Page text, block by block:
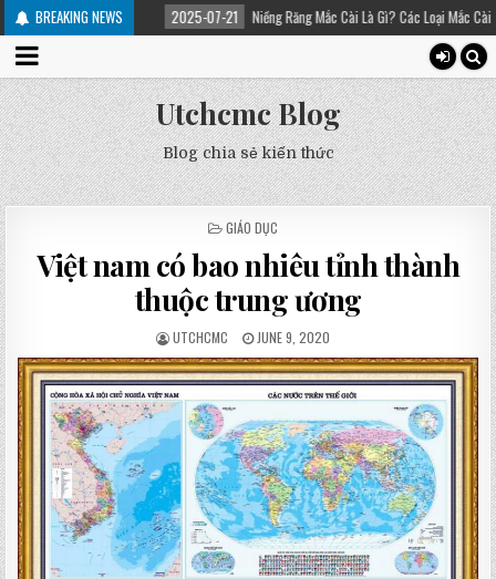
BREAKING NEWS
điều trị 2025-07-21 Niềng Răng Mắc Cài Là Gì? Các Loại Mắc Cài Trong
Utchcmc Blog
Blog chia sẻ kiến thức
POSTED
GIÁO DỤC
Việt nam có bao nhiêu tỉnh thành
thuộc trung ương
UTCHCMC JUNE 9, 2020